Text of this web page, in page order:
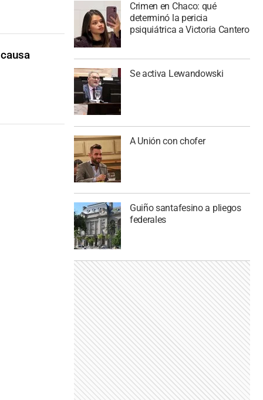
Crimen en Chaco: qué
determinó la pericia
psiquiátrica a Victoria Cantero
Se activa Lewandowski
A Unión con chofer
Guiño santafesino a pliegos
federales